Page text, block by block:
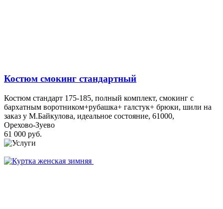
Костюм смокинг стандартный
Костюм стандарт 175-185, полный комплект, смокинг с
бархатным воротником+рубашка+ галстук+ брюки, шили на
заказ у М.Байкулова, идеальное состояние, 61000,
Орехово-Зуево
61 000 руб.